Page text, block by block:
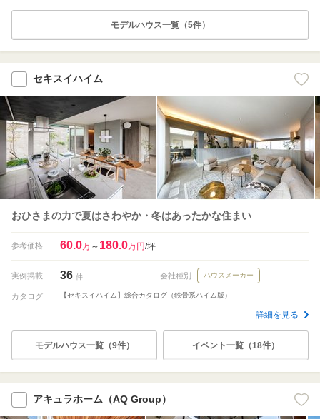
モデルハウス一覧（5件）
セキスイハイム
おひさまの力で夏はさわやか・冬はあったかな住まい
参考価格 60.0万～ 180.0万円/坪
実例掲載 36 件 会社種別 ハウスメーカー
カタログ 【セキスイハイム】総合カタログ（鉄骨系ハイム版）
詳細を見る
モデルハウス一覧（9件） イベント一覧（18件）
アキュラホーム（AQ Group）